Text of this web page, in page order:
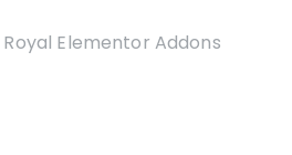
Royal Elementor Addons